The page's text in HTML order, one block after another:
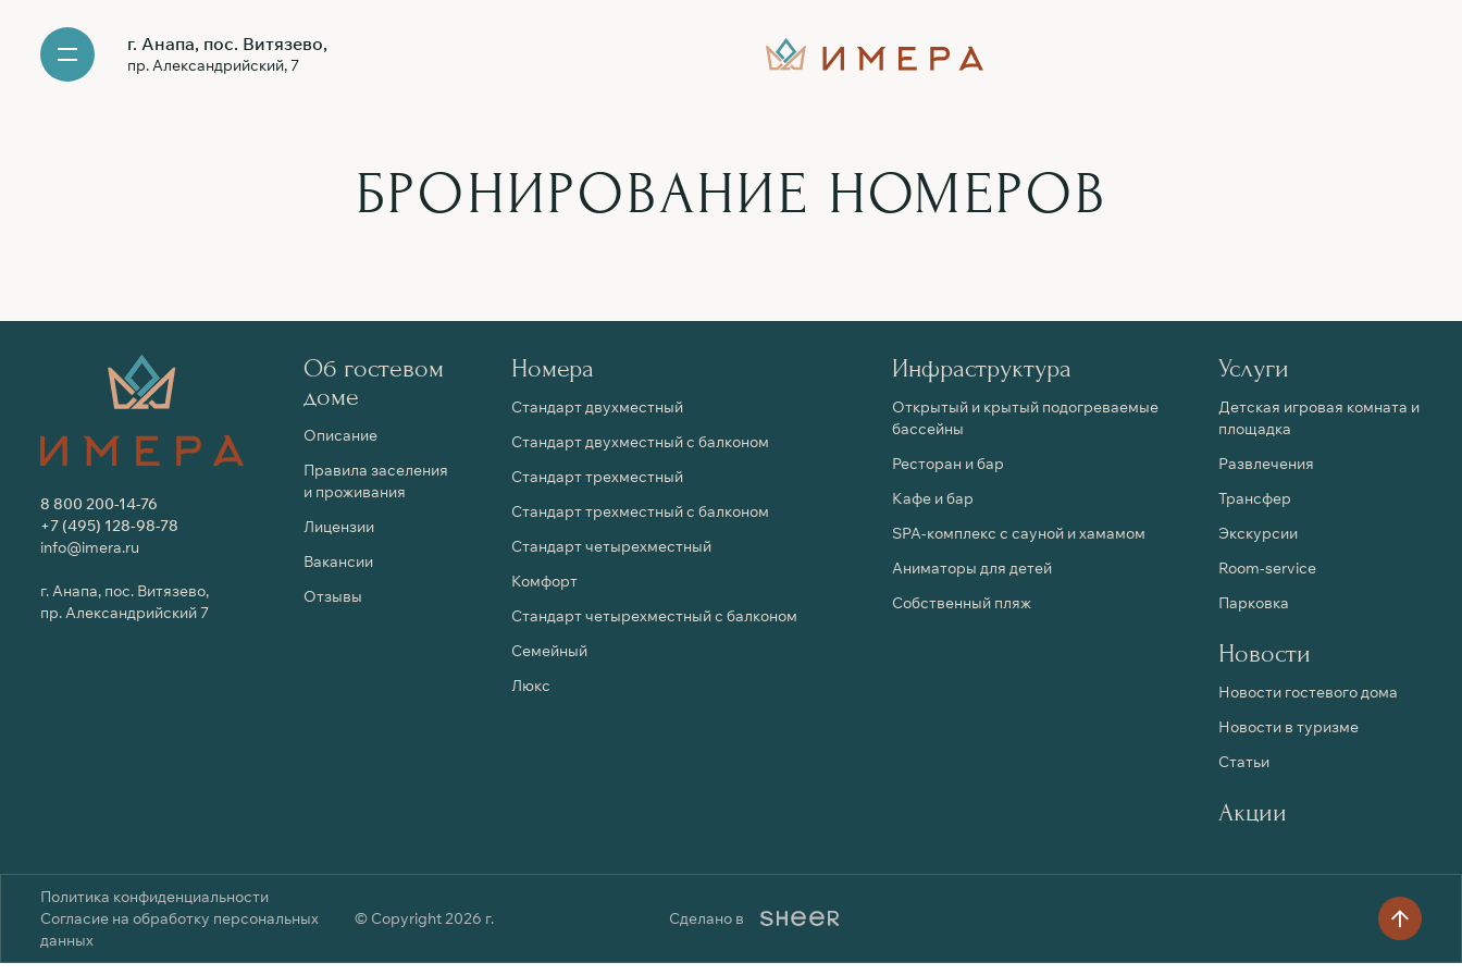
г. Анапа, пос. Витязево,
пр. Александрийский, 7
БРОНИРОВАНИЕ НОМЕРОВ
8 800 200-14-76
+7 (495) 128-98-78
info@imera.ru
г. Анапа, пос. Витязево,
пр. Александрийский 7
Об гостевом
доме
Описание
Правила заселения
и проживания
Лицензии
Вакансии
Отзывы
Номера
Стандарт двухместный
Стандарт двухместный с балконом
Стандарт трехместный
Стандарт трехместный с балконом
Стандарт четырехместный
Комфорт
Стандарт четырехместный с балконом
Семейный
Люкс
Инфраструктура
Открытый и крытый подогреваемые
бассейны
Ресторан и бар
Кафе и бар
SPA-комплекс с сауной и хамамом
Аниматоры для детей
Собственный пляж
Услуги
Детская игровая комната и
площадка
Развлечения
Трансфер
Экскурсии
Room-service
Парковка
Новости
Новости гостевого дома
Новости в туризме
Статьи
Акции
Политика конфиденциальности
Согласие на обработку персональных
данных
© Copyright 2026 г. Сделано в